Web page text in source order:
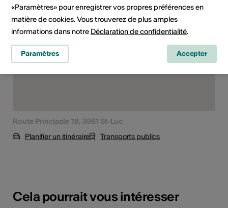
Route Principale 18, 3961 St-Luc
Planifier un itinéraire
Transports publics
Cela pourrait vous intéresser
«Paramètres» pour enregistrer vos propres préférences en
matière de cookies. Vous trouverez de plus amples
informations dans notre Déclaration de confidentialité.
Paramètres Accepter